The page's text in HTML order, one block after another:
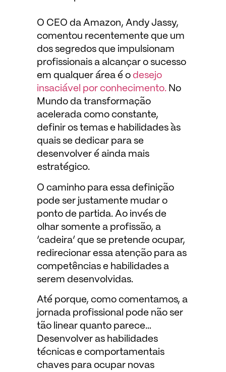
O CEO da Amazon, Andy Jassy,
comentou recentemente que um
dos segredos que impulsionam
profissionais a alcançar o sucesso
em qualquer área é odesejo
insaciável por conhecimento.No
Mundo da transformação
acelerada como constante,
definir os temas e habilidades às
quais se dedicar para se
desenvolver é ainda mais
estratégico.
O caminho para essa definição
pode ser justamente mudar o
ponto de partida. Ao invés de
olhar somente a profissão, a
‘cadeira’ que se pretende ocupar,
redirecionar essa atenção para as
competências e habilidades a
serem desenvolvidas.
Até porque, como comentamos, a
jornada profissional pode não ser
tão linear quanto parece…
Desenvolver as habilidades
técnicas e comportamentais
chaves para ocupar novas